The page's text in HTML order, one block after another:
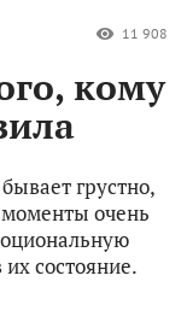
11 908
кому
грустно,
очень
состояние.